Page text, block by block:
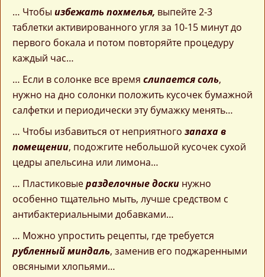
… Чтобы избежать похмелья, выпейте 2-3
таблетки активированного угля за 10-15 минут до
первого бокала и потом повторяйте процедуру
каждый час…
… Если в солонке все время слипается соль,
нужно на дно солонки положить кусочек бумажной
салфетки и периодически эту бумажку менять…
… Чтобы избавиться от неприятного запаха в
помещении, подожгите небольшой кусочек сухой
цедры апельсина или лимона…
… Пластиковыеразделочные доски нужно
особенно тщательно мыть, лучше средством с
антибактериальными добавками…
… Можно упростить рецепты, где требуется
рубленный миндаль, заменив его поджаренными
овсяными хлопьями…